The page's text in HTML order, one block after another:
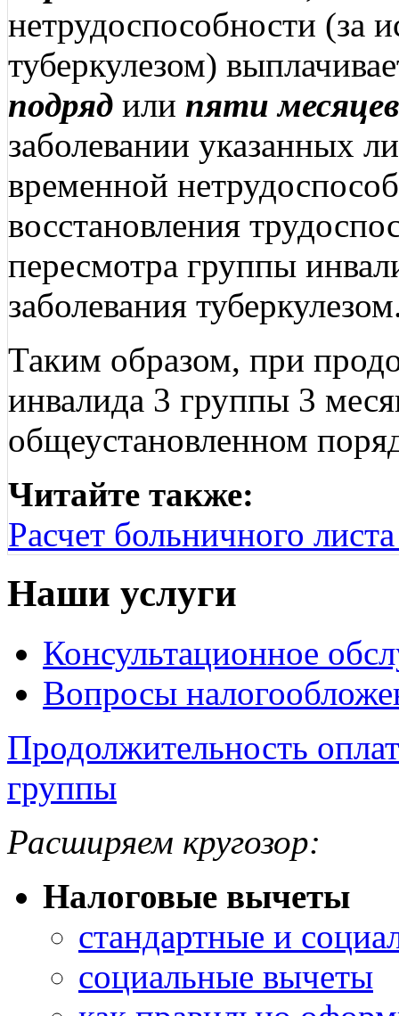
нетрудоспособности (за
туберкулезом)
подряд или пяти
заболевании указанных
временной
восстановления
пересмотра группы
заболевания
Таким образом, при
инвалида 3 группы 3
общеустановленном
Читайте также:
Расчет больничного
Наши услуги
Консультационное
Вопросы
Продолжительность
группы
Расширяем кругозор:
Налоговые вычеты
стандартные и
социальные вычеты